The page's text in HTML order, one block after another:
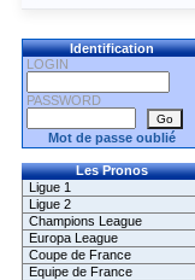
Identification
LOGIN
PASSWORD
Mot de passe oublié
Les Pronos
Ligue 1
Ligue 2
Champions League
Europa League
Coupe de France
Equipe de France